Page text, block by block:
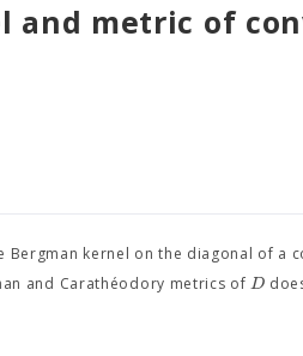
and metric of
kernel on the diagonal of a
and Carathéodory metrics ofD